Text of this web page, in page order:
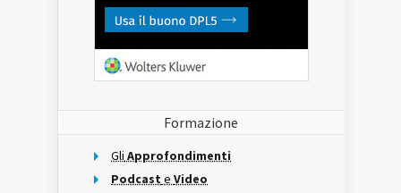
Formazione
Gli Approfondimenti
Podcast e Video